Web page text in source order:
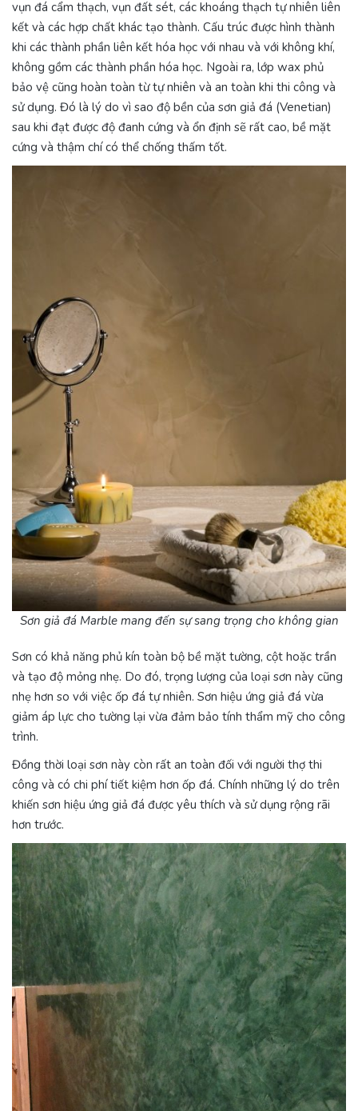
vụn đá cẩm thạch, vụn đất sét, các khoáng thạch tự nhiên liên
kết và các hợp chất khác tạo thành. Cấu trúc được hình thành
khi các thành phần liên kết hóa học với nhau và với không khí,
không gồm các thành phần hóa học. Ngoài ra, lớp wax phủ
bảo vệ cũng hoàn toàn từ tự nhiên và an toàn khi thi công và
sử dụng. Đó là lý do vì sao độ bền của sơn giả đá (Venetian)
sau khi đạt được độ đanh cứng và ổn định sẽ rất cao, bề mặt
cứng và thậm chí có thể chống thấm tốt.
Sơn giả đá Marble mang đến sự sang trọng cho không gian
Sơn có khả năng phủ kín toàn bộ bề mặt tường, cột hoặc trần
và tạo độ mỏng nhẹ. Do đó, trọng lượng của loại sơn này cũng
nhẹ hơn so với việc ốp đá tự nhiên. Sơn hiệu ứng giả đá vừa
giảm áp lực cho tường lại vừa đảm bảo tính thẩm mỹ cho công
trình.
Đồng thời loại sơn này còn rất an toàn đối với người thợ thi
công và có chi phí tiết kiệm hơn ốp đá. Chính những lý do trên
khiến sơn hiệu ứng giả đá được yêu thích và sử dụng rộng rãi
hơn trước.